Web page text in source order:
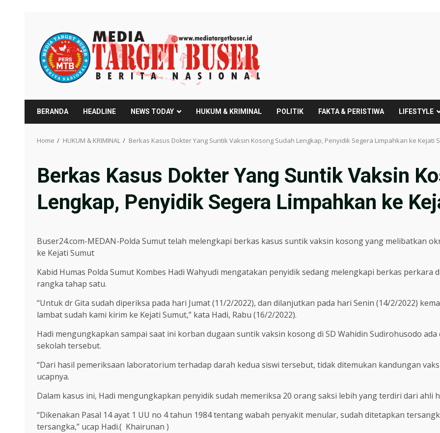
content
BERANDA HEADLINE NEWS TODAY HUKUM & KRIMINAL POLITIK FAKTA & PERISTIWA LIFESTYLE
Home HUKUM & KRIMINAL Berkas Kasus Dokter Yang Suntik Vaksin Kosong Sudah Lengkap, Penyidik Segera Limpahkan ke Kejati
Berkas Kasus Dokter Yang Suntik Vaksin
Lengkap, Penyidik Segera Limpahkan ke
Buser24.com-MEDAN-Polda Sumut telah melengkapi berkas kasus suntik vaksin kosong yang melibatkan
ke Kejati Sumut
Kabid Humas Polda Sumut Kombes Hadi Wahyudi mengatakan penyidik sedang melengkapi berkas
rangka tahap satu.
“Untuk dr Gita sudah diperiksa pada hari Jumat (11/2/2022), dan dilanjutkan pada hari Senin (14/2/2022)
lambat sudah kami kirim ke Kejati Sumut,” kata Hadi, Rabu (16/2/2022).
Hadi mengungkapkan sampai saat ini korban dugaan suntik vaksin kosong di SD Wahidin Sudirohusodo
sekolah tersebut.
“Dari hasil pemeriksaan laboratorium terhadap darah kedua siswi tersebut, tidak ditemukan kandungan
ucapnya.
Dalam kasus ini, Hadi mengungkapkan penyidik sudah memeriksa 20 orang saksi lebih yang terdiri dari ahli
“Dikenakan Pasal 14 ayat 1 UU no 4 tahun 1984 tentang wabah penyakit menular, sudah ditetapkan
tersangka,” ucap Hadi.( Khairunan )